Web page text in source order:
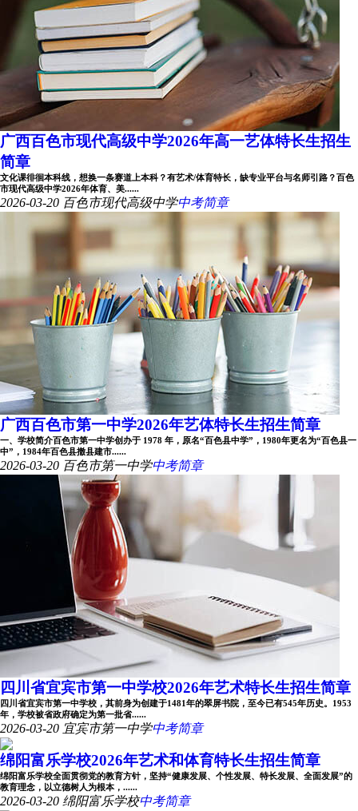
广西百色市现代高级中学2026年高一艺体特长生招生
简章
文化课徘徊本科线，想换一条赛道上本科？有艺术/体育特长，缺专业平台与名师引路？百色
市现代高级中学2026年体育、美......
2026-03-20 百色市现代高级中学中考简章
广西百色市第一中学2026年艺体特长生招生简章
一、学校简介百色市第一中学创办于 1978 年，原名“百色县中学”，1980年更名为“百色县一
中”，1984年百色县撤县建市......
2026-03-20 百色市第一中学中考简章
四川省宜宾市第一中学校2026年艺术特长生招生简章
四川省宜宾市第一中学校，其前身为创建于1481年的翠屏书院，至今已有545年历史。1953
年，学校被省政府确定为第一批省......
2026-03-20 宜宾市第一中学中考简章
绵阳富乐学校2026年艺术和体育特长生招生简章
绵阳富乐学校全面贯彻党的教育方针，坚持“健康发展、个性发展、特长发展、全面发展”的
教育理念，以立德树人为根本，......
2026-03-20 绵阳富乐学校中考简章